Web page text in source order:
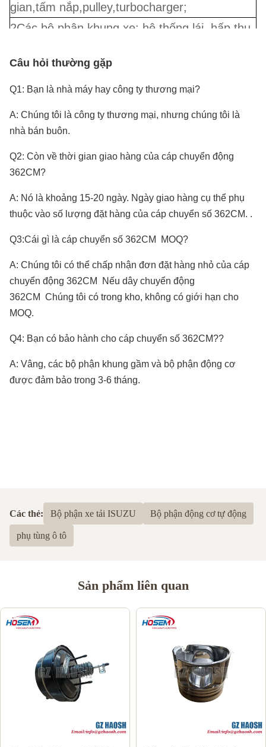
gian,tấm nắp,pulley,turbocharger;
2Các bộ phận khung xe: hệ thống lái, hấp thụ
phận khác biệt, cáp ô tô, trục bánh;
3Hệ thống điện: hệ thống thắp sáng, bộ cảm
biến tốc độ ABS, công tắc tự động, Relay;
4Hệ thống phanh & Hệ thống ly hợp & Booster
5Hệ thống làm mát: Máy ly hợp quạt, lò sưởi,
điều hòa không khí, cánh quạt;
6. Set Gasket động cơ & Bộ sửa chữa
7. Vành đai & Vỏ & Xích & Dầu;
8. Bên ngoài thân xe: đèn, Fender, Bumper,
Chủ yếu là chuyên về phụ tùng ô tô Nhật
Bản. Nếu bạn cần thêm thông tin, vui lòng
liên hệ với chúng tôi!
Câu hỏi thường gặp
Q1: Bạn là nhà máy hay công ty thương mại?
A: Chúng tôi là công ty thương mại, nhưng chúng tôi là
nhà bán buôn.
Q2: Còn về thời gian giao hàng của cáp chuyển động
362CM?
A: Nó là khoảng 15-20 ngày. Ngày giao hàng cụ thể phụ
thuộc vào số lượng đặt hàng của cáp chuyển số 362CM. .
Q3:Cái gì là cáp chuyển số 362CM MOQ?
A: Chúng tôi có thể chấp nhận đơn đặt hàng nhỏ của cáp
chuyển động 362CM
Nếu dây chuyển động
362CM Chúng tôi có trong kho, không có giới hạn cho
MOQ.
Q4: Bạn có bảo hành cho cáp chuyển số 362CM??
A: Vâng, các bộ phận khung gầm và bộ phận động cơ
được đảm bảo trong 3-6 tháng.
Các thẻ: Bộ phận xe tải ISUZU Bộ phận động cơ tự động
phụ tùng ô tô
Sản phẩm liên quan